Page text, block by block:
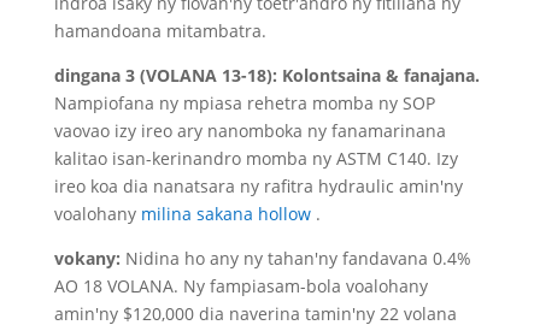
hamandoana mitambatra.
dingana 3 (VOLANA 13-18): Kolontsaina & fanajana.
Nampiofana ny mpiasa rehetra momba ny SOP
vaovao izy ireo ary nanomboka ny fanamarinana
kalitao isan-kerinandro momba ny ASTM C140. Izy
ireo koa dia nanatsara ny rafitra hydraulic amin'ny
voalohany milina sakana hollow .
vokany: Nidina ho any ny tahan'ny fandavana 0.4%
AO 18 VOLANA. Ny fampiasam-bola voalohany
amin'ny $120,000 dia naverina tamin'ny 22 volana